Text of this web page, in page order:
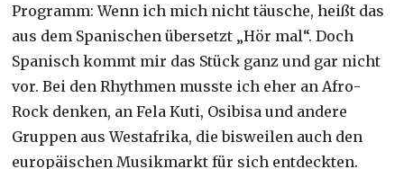
Programm: Wenn ich mich nicht täusche, heißt das
aus dem Spanischen übersetzt „Hör mal“. Doch
Spanisch kommt mir das Stück ganz und gar nicht
vor. Bei den Rhythmen musste ich eher an Afro-
Rock denken, an Fela Kuti, Osibisa und andere
Gruppen aus Westafrika, die bisweilen auch den
europäischen Musikmarkt für sich entdeckten.